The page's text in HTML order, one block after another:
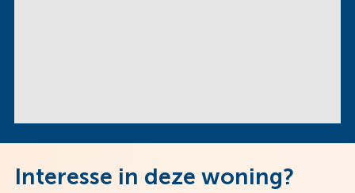
Interesse in deze woning?